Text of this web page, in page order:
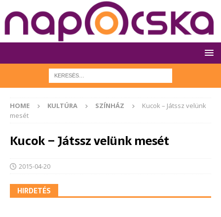
HOME KULTÚRA SZÍNHÁZ
Kucok – Játssz velünk
mesét
Kucok – Játssz velünk mesét
2015-04-20
HIRDETÉS